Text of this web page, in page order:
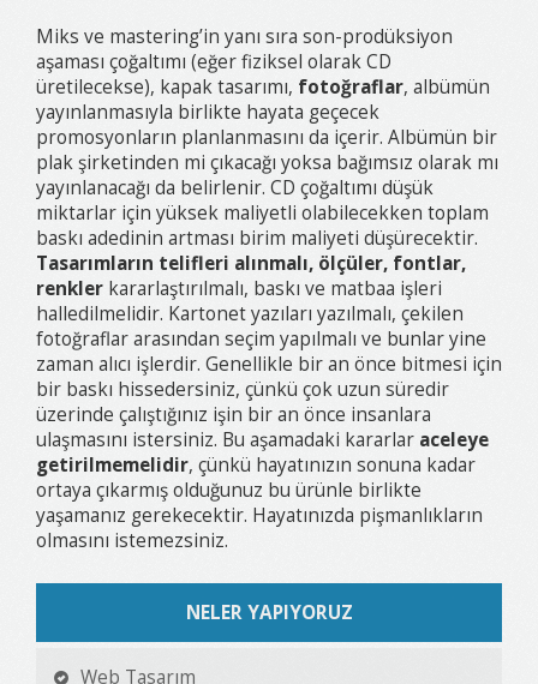
Miks ve mastering’in yanı sıra son-prodüksiyon
aşaması çoğaltımı (eğer fiziksel olarak CD
üretilecekse), kapak tasarımı, fotoğraflar, albümün
yayınlanmasıyla birlikte hayata geçecek
promosyonların planlanmasını da içerir. Albümün bir
plak şirketinden mi çıkacağı yoksa bağımsız olarak mı
yayınlanacağı da belirlenir. CD çoğaltımı düşük
miktarlar için yüksek maliyetli olabilecekken toplam
baskı adedinin artması birim maliyeti düşürecektir.
Tasarımların telifleri alınmalı, ölçüler, fontlar,
renkler kararlaştırılmalı, baskı ve matbaa işleri
halledilmelidir. Kartonet yazıları yazılmalı, çekilen
fotoğraflar arasından seçim yapılmalı ve bunlar yine
zaman alıcı işlerdir. Genellikle bir an önce bitmesi için
bir baskı hissedersiniz, çünkü çok uzun süredir
üzerinde çalıştığınız işin bir an önce insanlara
ulaşmasını istersiniz. Bu aşamadaki kararlar aceleye
getirilmemelidir, çünkü hayatınızın sonuna kadar
ortaya çıkarmış olduğunuz bu ürünle birlikte
yaşamanız gerekecektir. Hayatınızda pişmanlıkların
olmasını istemezsiniz.
NELER YAPIYORUZ
Web Tasarım